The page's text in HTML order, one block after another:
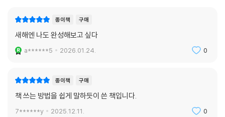
다. “자기 이야기를 쓰는 것은 끝이 아닙니다. 시작입니다. 그렇지만 그게
결국에는 공감하고 팔리는 책이 될 수 있습니다” 누군가에게 책은 나를 찾
는 도구가 되고, 누군가에게 책은 생존의 수단이며, 누군가에게 책은 사람
작’하게 하는 데 있고, ‘완성’까지 경주하게 하는 데 있다.
“늦게 피는 꽃은 있어도 피지 않는 꽃은 없다. 매일 조금씩 쓰면 된다. 한 문
장으로 시작하면 된다. 포기하지 않고 쓰면 언젠가 책이 된다. 책 쓰기를 통
종이책 구매
새해엔 나도 완성해보고 싶다
a******5 2026.01.24. 0
종이책 구매
책 쓰는 방법을 쉽게 말하듯이 쓴 책입니다.
7******y 2025.12.11. 0